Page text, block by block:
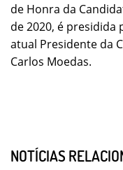
de Honra da
de 2020, é presidida
atual Presidente da
Carlos Moedas.
NOTÍCIAS